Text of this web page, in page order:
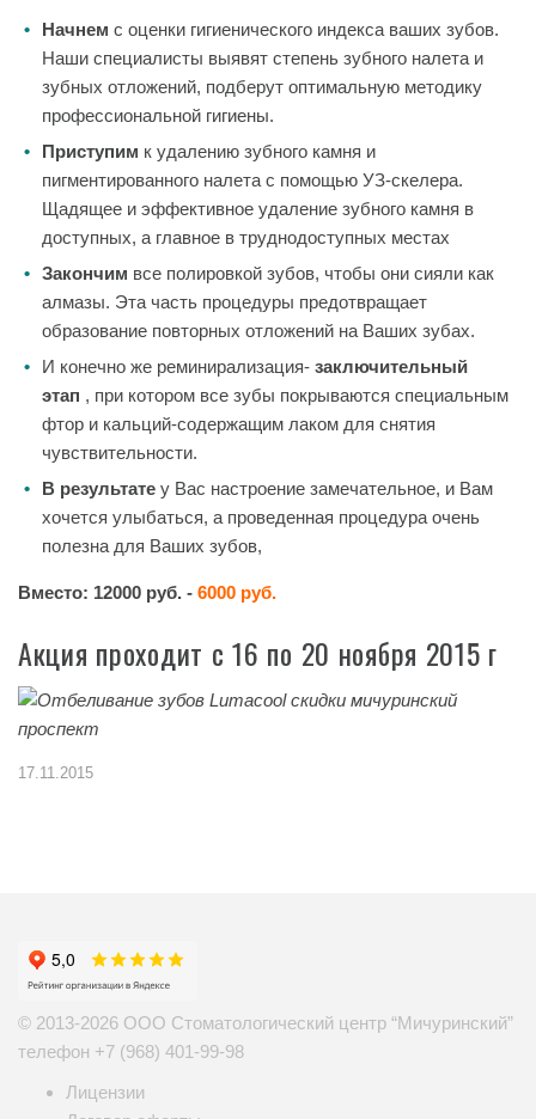
Начнем с оценки гигиенического индекса ваших зубов.
Наши специалисты выявят степень зубного налета и
зубных отложений, подберут оптимальную методику
профессиональной гигиены.
Приступим к удалению зубного камня и
пигментированного налета с помощью УЗ-скелера.
Щадящее и эффективное удаление зубного камня в
доступных, а главное в труднодоступных местах
Закончим все полировкой зубов, чтобы они сияли как
алмазы. Эта часть процедуры предотвращает
образование повторных отложений на Ваших зубах.
И конечно же реминирализация- заключительный
этап , при котором все зубы покрываются специальным
фтор и кальций-содержащим лаком для снятия
чувствительности.
В результате у Вас настроение замечательное, и Вам
хочется улыбаться, а проведенная процедура очень
полезна для Ваших зубов,
Вместо: 12000 руб. - 6000 руб.
Акция проходит с 16 по 20 ноября 2015 г
17.11.2015
© 2013-2026 ООО Стоматологический центр “Мичуринский”
телефон +7 (968) 401-99-98
Лицензии